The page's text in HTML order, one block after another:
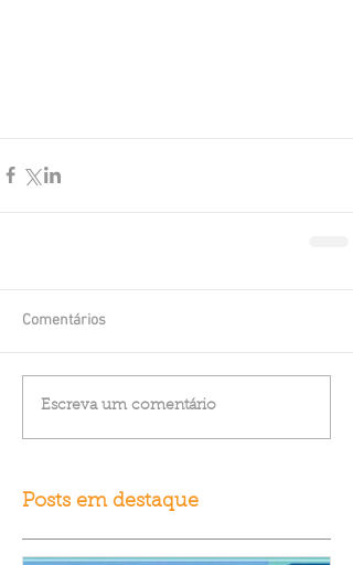
Comentários
Escreva um comentário
Posts em destaque